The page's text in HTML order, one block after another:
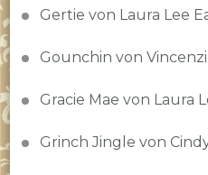
Gertie von Laura Lee
Gounchin von
Gracie Mae von Laura
Grinch Jingle von